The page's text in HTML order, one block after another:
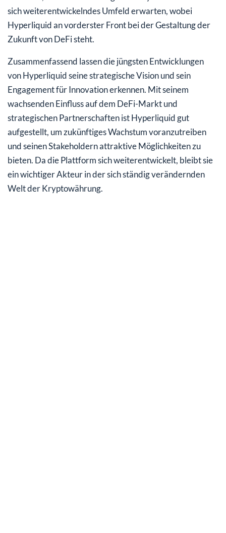
sich weiterentwickelndes Umfeld erwarten, wobei
Hyperliquid an vorderster Front bei der Gestaltung der
Zukunft von DeFi steht.
Zusammenfassend lassen die jüngsten Entwicklungen
von Hyperliquid seine strategische Vision und sein
Engagement für Innovation erkennen. Mit seinem
wachsenden Einfluss auf dem DeFi-Markt und
strategischen Partnerschaften ist Hyperliquid gut
aufgestellt, um zukünftiges Wachstum voranzutreiben
und seinen Stakeholdern attraktive Möglichkeiten zu
bieten. Da die Plattform sich weiterentwickelt, bleibt sie
ein wichtiger Akteur in der sich ständig verändernden
Welt der Kryptowährung.